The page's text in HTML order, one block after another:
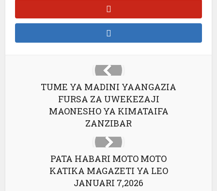
TUME YA MADINI YAANGAZIA
FURSA ZA UWEKEZAJI
MAONESHO YA KIMATAIFA
ZANZIBAR
PATA HABARI MOTO MOTO
KATIKA MAGAZETI YA LEO
JANUARI 7,2026